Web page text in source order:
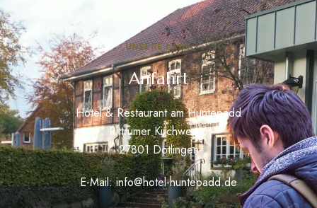
UNSERE LAGE
Anfahrt
Hotel & Restaurant am Huntepadd
Rittrumer Kirchweg 6
27801 Dötlingen
E-Mail:info@hotel-huntepadd.de